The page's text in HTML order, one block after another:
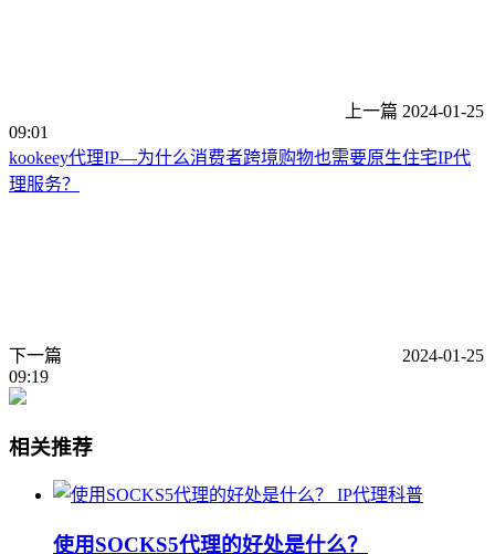
上一篇 2024-01-25
09:01
kookeey代理IP—为什么消费者跨境购物也需要原生住宅IP代
理服务？
下一篇
2024-01-25
09:19
相关推荐
IP代理科普
使用SOCKS5代理的好处是什么？